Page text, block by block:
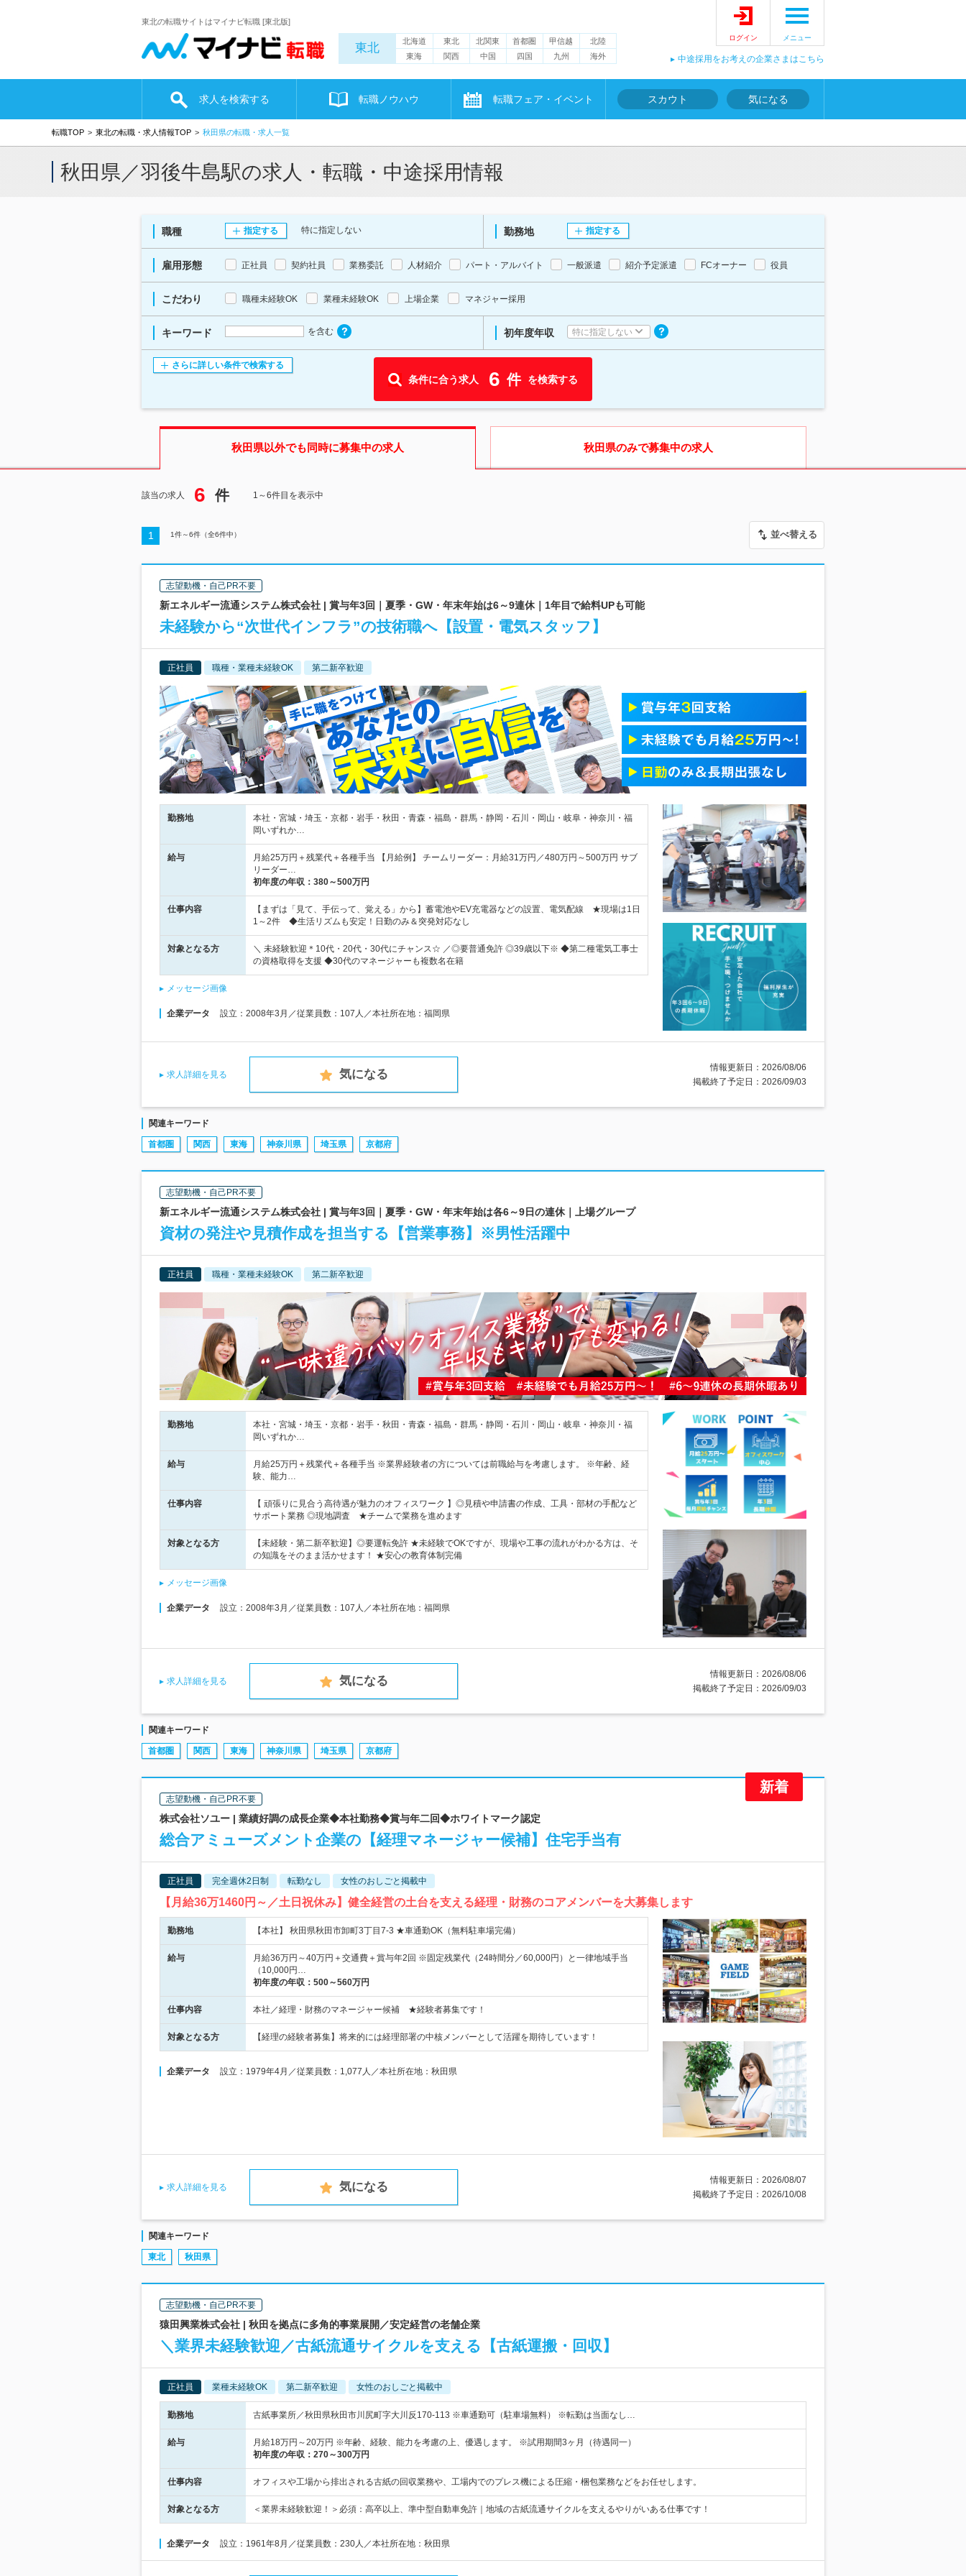
東北の転職サイトはマイナビ転職 [東北版]
東北 北海道 東北 北関東 首都圏 甲信越
北陸
東海
関西 中国 四国 九州 海外
ログイン メニュー
中途採用をお考えの企業さまはこちら
求人を検索する 転職ノウハウ 転職フェア・イベント スカウト 気になる
転職TOP 東北の転職・求人情報TOP 秋田県の転職・求人一覧
秋田県／羽後牛島駅の求人・転職・中途採用情報
職種 指定する 特に指定しない 勤務地 指定する
雇用形態 正社員 契約社員 業務委託 人材紹介 パート・アルバイト 一般派遣 紹介予定派遣 FCオーナー 役員
こだわり 職種未経験OK 業種未経験OK 上場企業 マネジャー採用
キーワード を含む 初年度年収 特に指定しない
さらに詳しい条件で検索する
条件に合う求人 6 件 を検索する
秋田県以外でも同時に募集中の求人 秋田県のみで募集中の求人
該当の求人 6 件 1～6件目を表示中
1 1件～6件（全6件中） 並べ替える
志望動機・自己PR不要
新エネルギー流通システム株式会社 | 賞与年3回｜夏季・GW・年末年始は6～9連休｜1年目で給料UPも可能
未経験から“次世代インフラ”の技術職へ【設置・電気スタッフ】
正社員 職種・業種未経験OK 第二新卒歓迎
勤務地
本社・宮城・埼玉・京都・岩手・秋田・青森・福島・群馬・静岡・石川・岡山・岐阜・神奈川・福
岡いずれか…
給与
月給25万円＋残業代＋各種手当 【月給例】 チームリーダー：月給31万円／480万円～500万円 サブ
リーダー…
初年度の年収： 380～500万円
仕事内容
【まずは「見て、手伝って、覚える」から】蓄電池やEV充電器などの設置、電気配線 ★現場は1日
1～2件 ◆生活リズムも安定！日勤のみ＆突発対応なし
対象となる方
＼ 未経験歓迎＊10代・20代・30代にチャンス☆ ／◎要普通免許 ◎39歳以下※ ◆第二種電気工事士
の資格取得を支援 ◆30代のマネージャーも複数名在籍
メッセージ画像
企業データ 設立：2008年3月／従業員数：107人／本社所在地：福岡県
求人詳細を見る 気になる
情報更新日：2026/08/06
掲載終了予定日：2026/09/03
関連キーワード
首都圏 関西 東海 神奈川県 埼玉県 京都府
志望動機・自己PR不要
新エネルギー流通システム株式会社 | 賞与年3回｜夏季・GW・年末年始は各6～9日の連休｜上場グループ
資材の発注や見積作成を担当する【営業事務】※男性活躍中
正社員 職種・業種未経験OK 第二新卒歓迎
勤務地
本社・宮城・埼玉・京都・岩手・秋田・青森・福島・群馬・静岡・石川・岡山・岐阜・神奈川・福
岡いずれか…
給与
月給25万円＋残業代＋各種手当 ※業界経験者の方については前職給与を考慮します。 ※年齢、経
験、能力…
仕事内容
【 頑張りに見合う高待遇が魅力のオフィスワーク 】◎見積や申請書の作成、工具・部材の手配など
サポート業務 ◎現地調査 ★チームで業務を進めます
対象となる方
【未経験・第二新卒歓迎】◎要運転免許 ★未経験でOKですが、現場や工事の流れがわかる方は、そ
の知識をそのまま活かせます！ ★安心の教育体制完備
メッセージ画像
企業データ 設立：2008年3月／従業員数：107人／本社所在地：福岡県
求人詳細を見る 気になる
情報更新日：2026/08/06
掲載終了予定日：2026/09/03
関連キーワード
首都圏 関西 東海 神奈川県 埼玉県 京都府
志望動機・自己PR不要
株式会社ソユー | 業績好調の成長企業◆本社勤務◆賞与年二回◆ホワイトマーク認定
総合アミューズメント企業の【経理マネージャー候補】住宅手当有
正社員 完全週休2日制 転勤なし 女性のおしごと掲載中
【月給36万1460円～／土日祝休み】健全経営の土台を支える経理・財務のコアメンバーを大募集します
勤務地 【本社】 秋田県秋田市卸町3丁目7-3 ★車通勤OK（無料駐車場完備）
給与
月給36万円～40万円＋交通費＋賞与年2回 ※固定残業代（24時間分／60,000円）と一律地域手当
（10,000円…
初年度の年収： 500～560万円
仕事内容 本社／経理・財務のマネージャー候補 ★経験者募集です！
対象となる方 【経理の経験者募集】将来的には経理部署の中核メンバーとして活躍を期待しています！
企業データ 設立：1979年4月／従業員数：1,077人／本社所在地：秋田県
求人詳細を見る 気になる
情報更新日：2026/08/07
掲載終了予定日：2026/10/08
関連キーワード
東北 秋田県
志望動機・自己PR不要
猿田興業株式会社 | 秋田を拠点に多角的事業展開／安定経営の老舗企業
＼業界未経験歓迎／古紙流通サイクルを支える【古紙運搬・回収】
正社員 業種未経験OK 第二新卒歓迎 女性のおしごと掲載中
勤務地 古紙事業所／秋田県秋田市川尻町字大川反170-113 ※車通勤可（駐車場無料） ※転勤は当面なし…
給与
月給18万円～20万円 ※年齢、経験、能力を考慮の上、優遇します。 ※試用期間3ヶ月（待遇同一）
初年度の年収： 270～300万円
仕事内容 オフィスや工場から排出される古紙の回収業務や、工場内でのプレス機による圧縮・梱包業務などをお任せします。
対象となる方 ＜業界未経験歓迎！＞必須：高卒以上、準中型自動車免許｜地域の古紙流通サイクルを支えるやりがいある仕事です！
企業データ 設立：1961年8月／従業員数：230人／本社所在地：秋田県